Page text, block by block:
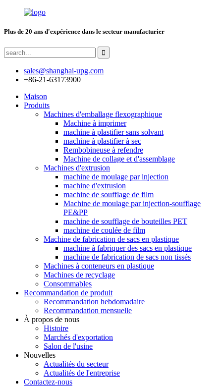
Plus de 20 ans d'expérience dans le secteur manufacturier
sales@shanghai-upg.com
+86-21-63173900
Maison
Produits
Machines d'emballage flexographique
Machine à imprimer
machine à plastifier sans solvant
machine à plastifier à sec
Rembobineuse à refendre
Machine de collage et d'assemblage
Machines d'extrusion
machine de moulage par injection
machine d'extrusion
machine de soufflage de film
Machine de moulage par injection-soufflage
PE&PP
machine de soufflage de bouteilles PET
machine de coulée de film
Machine de fabrication de sacs en plastique
machine à fabriquer des sacs en plastique
machine de fabrication de sacs non tissés
Machines à conteneurs en plastique
Machines de recyclage
Consommables
Recommandation de produit
Recommandation hebdomadaire
Recommandation mensuelle
À propos de nous
Histoire
Marchés d'exportation
Salon de l'usine
Nouvelles
Actualités du secteur
Actualités de l'entreprise
Contactez-nous